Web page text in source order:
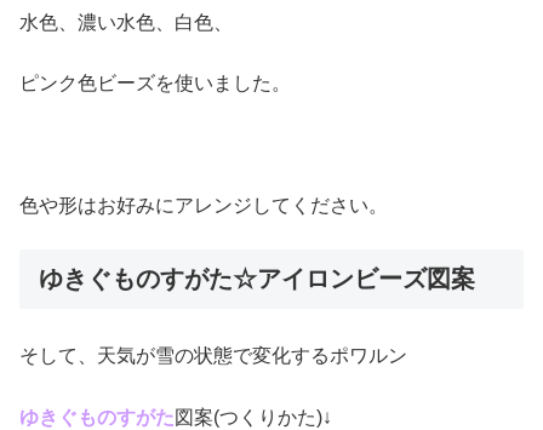
水色、濃い水色、白色、
ピンク色ビーズを使いました。
色や形はお好みにアレンジしてください。
ゆきぐものすがた☆アイロンビーズ図案
そして、天気が雪の状態で変化するポワルン
ゆきぐものすがた図案(つくりかた)↓